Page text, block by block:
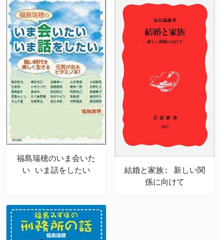
福島瑞穂のいま会いた
い いま話をしたい
結婚と家族: 新しい関
係に向けて